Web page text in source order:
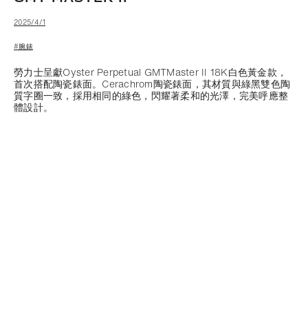
2025/4/1
#腕錶
勞力士呈獻Oyster Perpetual GMTMaster II 18K白色黃金款，
首次搭配陶瓷錶面。Cerachrom陶瓷錶面，其材質與綠黑雙色陶
質字圈一致，採用相同的綠色，閃耀著柔和的光澤，完美呼應整
體設計。